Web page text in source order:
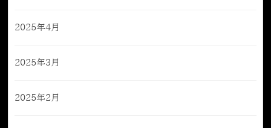
2025年4月
2025年3月
2025年2月